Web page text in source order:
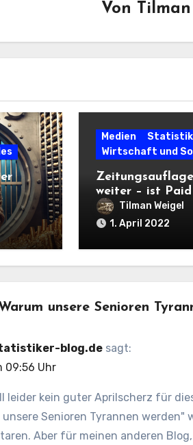
Von
Medien
Statistik
Wirtschaft und
weiter – ist
die Rettung?
Tilman Weigel
1. April 2022
unsere Senioren
blog.de sagt:
09:56 Uhr
leider kein guter Aprilscherz für
unsere Senioren Tyrannen
Aber für meinen anderen Blog,